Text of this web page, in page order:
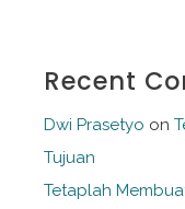
Recent
Dwi Prasetyo on
Tujuan
Tetaplah